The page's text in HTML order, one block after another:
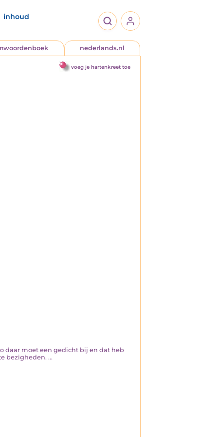
inhoud
nederlands.nl
voeg je hartenkreet toe
daar moet een gedicht bij en dat heb
bezigheden. ...